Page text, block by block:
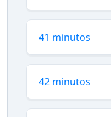
41 minutos
42 minutos